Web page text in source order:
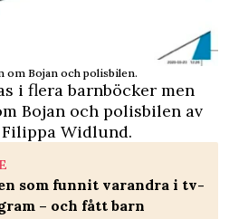
om Bojan och polisbilen.
i flera barnböcker men
Bojan och polisbilen av
Widlund.
som funnit varandra i tv-
– och fått barn